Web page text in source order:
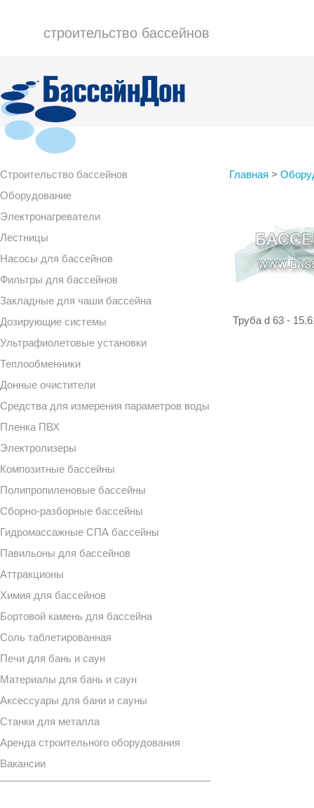
строительство бассейнов
Строительство бассейнов
Оборудование
Электронагреватели
Лестницы
Насосы для бассейнов
Фильтры для бассейнов
Закладные для чаши бассейна
Дозирующие системы
Ультрафиолетовые установки
Теплообменники
Донные очистители
Средства для измерения параметров воды
Пленка ПВХ
Электролизеры
Композитные бассейны
Полипропиленовые бассейны
Сборно-разборные бассейны
Гидромассажные СПА бассейны
Павильоны для бассейнов
Аттракционы
Химия для бассейнов
Бортовой камень для бассейна
Соль таблетированная
Печи для бань и саун
Материалы для бань и саун
Аксессуары для бани и сауны
Станки для металла
Аренда строительного оборудования
Вакансии
Главная >
Труба d 63 -